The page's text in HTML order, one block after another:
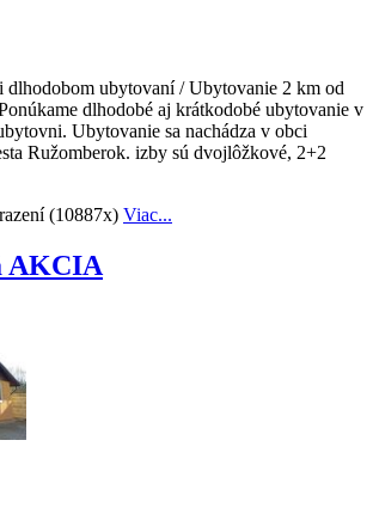
ubytovaní / Ubytovanie 2 km od
dlhodobé aj krátkodobé ubytovanie v
Ubytovanie sa nachádza v obci
Ružomberok. izby sú dvojlôžkové, 2+2
(10887x) Viac...
AKCIA